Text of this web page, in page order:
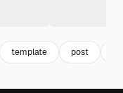
template post